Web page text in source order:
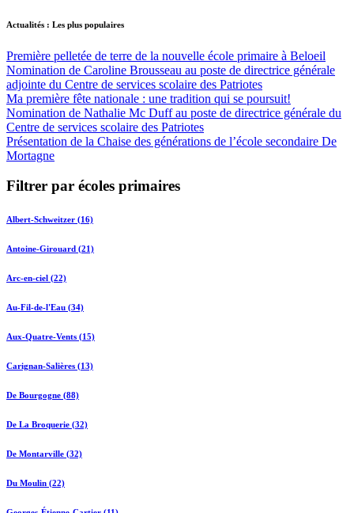
Actualités : Les plus populaires
Première pelletée de terre de la nouvelle école primaire à Beloeil
Nomination de Caroline Brousseau au poste de directrice générale
adjointe du Centre de services scolaire des Patriotes
Ma première fête nationale : une tradition qui se poursuit!
Nomination de Nathalie Mc Duff au poste de directrice générale du
Centre de services scolaire des Patriotes
Présentation de la Chaise des générations de l’école secondaire De
Mortagne
Filtrer par écoles primaires
Albert-Schweitzer (16)
Antoine-Girouard (21)
Arc-en-ciel (22)
Au-Fil-de-l'Eau (34)
Aux-Quatre-Vents (15)
Carignan-Salières (13)
De Bourgogne (88)
De La Broquerie (32)
De Montarville (32)
Du Moulin (22)